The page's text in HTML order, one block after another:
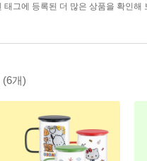
태그에 등록된 더 많은 상품을 확인해
(6개)